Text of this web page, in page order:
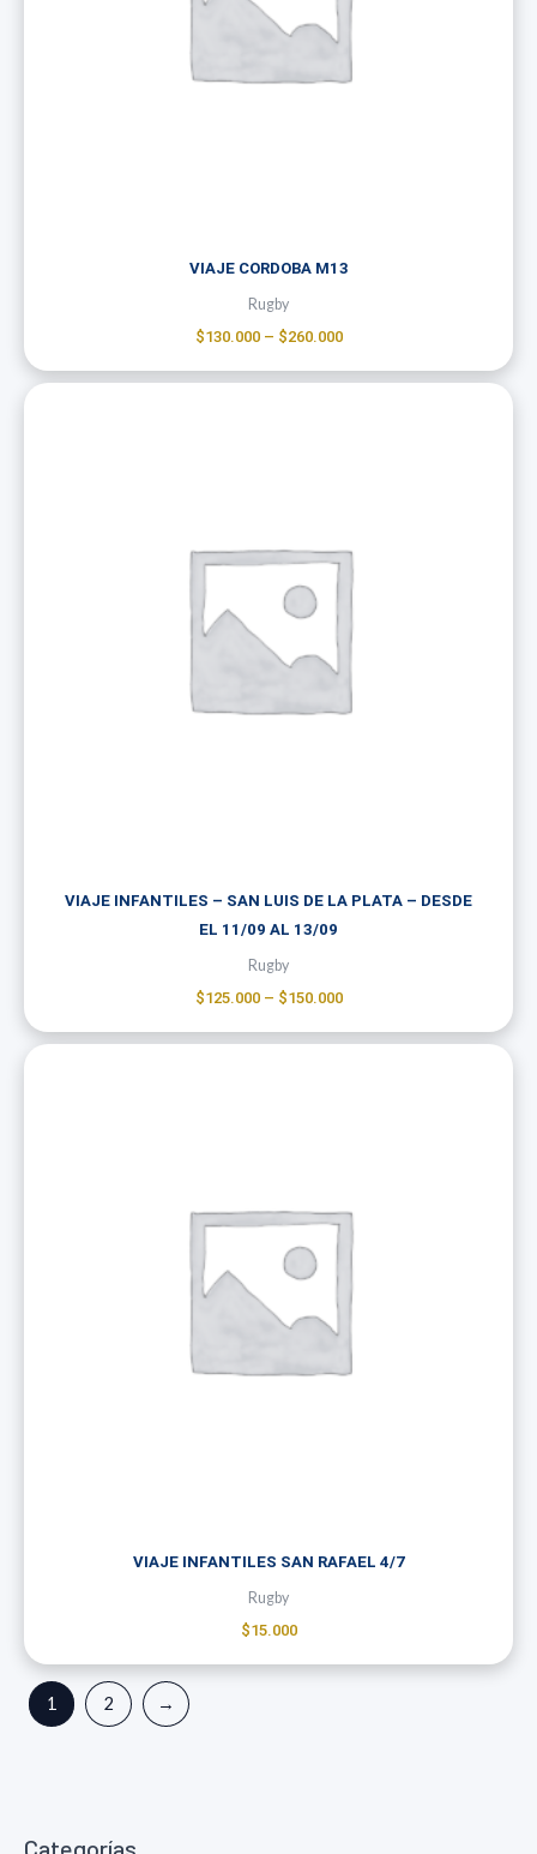
VIAJE CORDOBA M13
Rugby
$130.000 – $260.000
VIAJE INFANTILES – SAN LUIS DE LA PLATA – DESDE
EL 11/09 AL 13/09
Rugby
$125.000 – $150.000
VIAJE INFANTILES SAN RAFAEL 4/7
Rugby
$15.000
1 2 →